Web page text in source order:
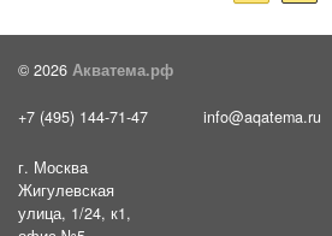
© 2026 Акватема.рф
+7 (495) 144-71-47 info@aqatema.ru
г. Москва
Жигулевская
улица, 1/24, к1,